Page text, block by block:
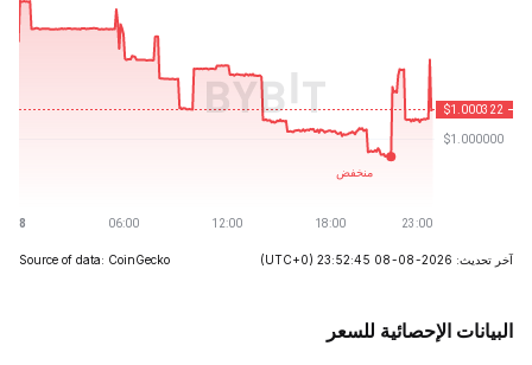
آخر تحديث: 2026-08-08 23:52:45 (UTC+0)
Source of data: CoinGecko
البيانات الإحصائية للسعر